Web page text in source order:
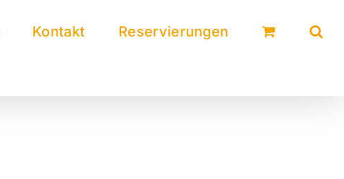
Kontakt Reservierungen